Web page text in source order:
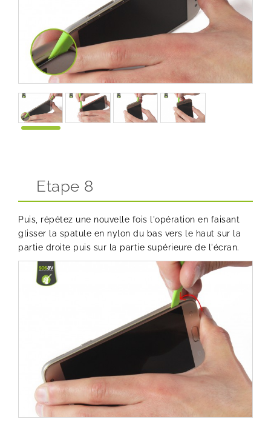
Etape 8
Puis, répétez une nouvelle fois l'opération en faisant
glisser la spatule en nylon du bas vers le haut sur la
partie droite puis sur la partie supérieure de l'écran.